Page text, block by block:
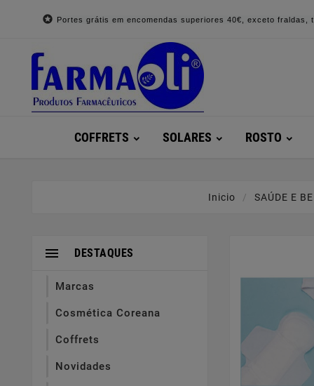
 Portes grátis em encomendas superiores 40€, exceto fraldas,
COFFRETS SOLARES ROSTO
Inicio SAÚDE E
DESTAQUES

Marcas
Cosmética Coreana
Coffrets
Novidades